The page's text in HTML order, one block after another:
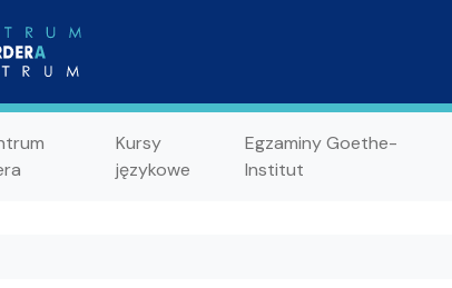
Kursy
językowe
Egzaminy Goethe-
Institut